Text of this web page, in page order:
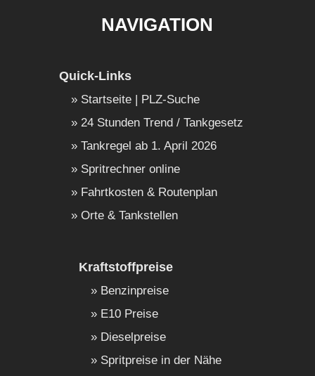
NAVIGATION
Quick-Links
Startseite | PLZ-Suche
24 Stunden Trend / Tankgesetz
Tankregel ab 1. April 2026
Spritrechner online
Fahrtkosten & Routenplan
Orte & Tankstellen
Kraftstoffpreise
Benzinpreise
E10 Preise
Dieselpreise
Spritpreise in der Nähe